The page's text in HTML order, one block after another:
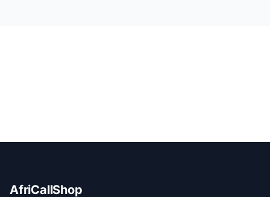
AfriCallShop